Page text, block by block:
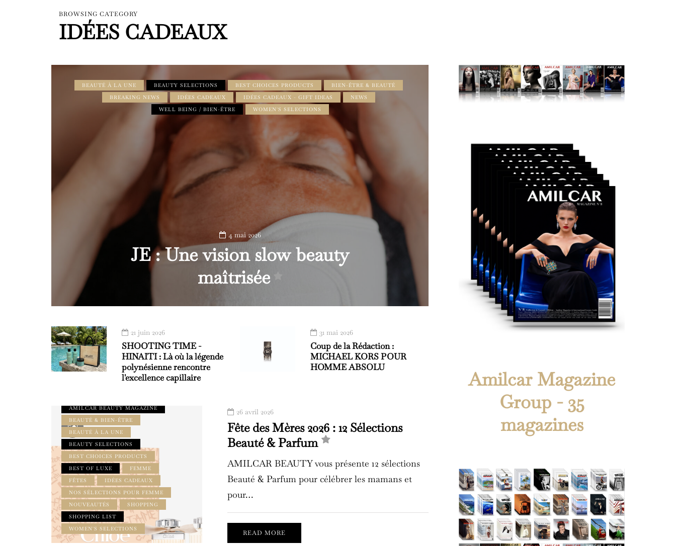
BROWSING CATEGORY
IDÉES CADEAUX
BEAUTÉ À LA UNE BEAUTY SELECTIONS BEST CHOICES PRODUCTS
BIEN-ÊTRE & BEAUTÉ
BREAKING NEWS
IDÉES CADEAUX IDÉES CADEAUX - GIFT IDEAS
NEWS
WELL BEING / BIEN-ÊTRE
WOMEN'S SELECTIONS
4 mai 2026
JE : Une vision slow beauty
maîtrisée
21 juin 2026
SHOOTING TIME -
HINAITI : Là où la légende
polynésienne rencontre
l'excellence capillaire
31 mai 2026
Coup de la Rédaction :
MICHAEL KORS POUR
HOMME ABSOLU
AMILCAR BEAUTY MAGAZINE
BEAUTÉ & BIEN-ÊTRE
BEAUTÉ À LA UNE
BEAUTY SELECTIONS
BEST CHOICES PRODUCTS
BEST OF LUXE
FEMME
FÊTES
IDÉES CADEAUX
NOS SÉLECTIONS POUR FEMME
NOUVEAUTÉS
SHOPPING
SHOPPING LIST
WOMEN'S SELECTIONS
26 avril 2026
Fête des Mères 2026 : 12 Sélections
Beauté & Parfum
AMILCAR BEAUTY vous présente 12 sélections
Beauté & Parfum pour célébrer les mamans et
pour…
READ MORE
Amilcar Magazine
Group - 35
magazines